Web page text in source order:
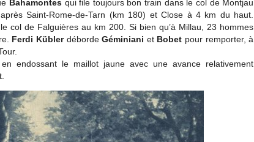
Bahamontesqui file toujours bon train dans le col de Montjau
Saint-Rome-de-Tarn (km 180) et Close à 4 km du haut.
col de Falguières au km 200. Si bien qu’à Millau, 23 hommes
Ferdi KüblerdébordeGéminiani etBobet pour remporter, à
endossant le maillot jaune avec une avance relativement